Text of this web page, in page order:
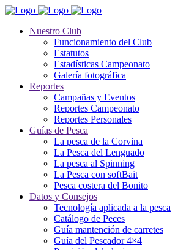
Nuestro Club
Funcionamiento del Club
Estatutos
Estadísticas Campeonato
Galería fotográfica
Reportes
Campañas y Eventos
Reportes Campeonato
Reportes Personales
Guías de Pesca
La pesca de la Corvina
La Pesca del Lenguado
La pesca al Spinning
La Pesca con softBait
Pesca costera del Bonito
Datos y Consejos
Tecnología aplicada a la pesca
Catálogo de Peces
Guía mantención de carretes
Guía del Pescador 4×4